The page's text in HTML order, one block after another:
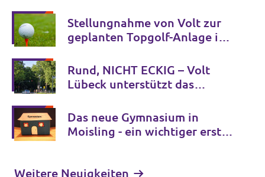
Stellungnahme von Volt zur
geplanten Topgolf-Anlage in
Rund, NICHT ECKIG – Volt
Lübeck unterstützt das
Mühlentorteller
Das neue Gymnasium in
Moisling - ein wichtiger erster
Weitere Neuigkeiten